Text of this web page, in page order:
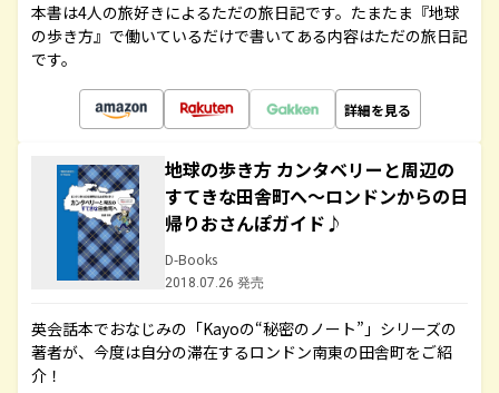
本書は4人の旅好きによるただの旅日記です。たまたま『地球
の歩き方』で働いているだけで書いてある内容はただの旅日記
です。
詳細を見る
地球の歩き方 カンタベリーと周辺の
すてきな田舎町へ～ロンドンからの日
帰りおさんぽガイド♪
D-Books
2018.07.26 発売
英会話本でおなじみの「Kayoの“秘密のノート”」シリーズの
著者が、今度は自分の滞在するロンドン南東の田舎町をご紹
介！